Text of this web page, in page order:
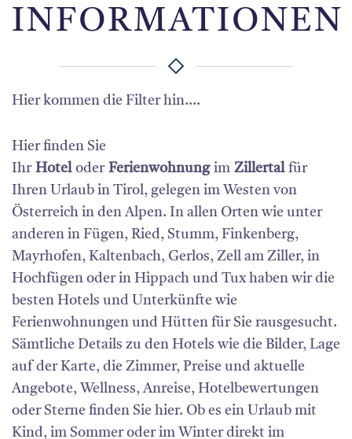
INFORMATIONEN
Hier kommen die Filter hin....
Hier finden Sie
Ihr Hoteloder Ferienwohnungim Zillertalfür
Ihren Urlaub in Tirol, gelegen im Westen von
Österreich in den Alpen. In allen Orten wie unter
anderen in Fügen, Ried, Stumm, Finkenberg,
Mayrhofen, Kaltenbach, Gerlos, Zell am Ziller, in
Hochfügen oder in Hippach und Tux haben wir die
besten Hotels und Unterkünfte wie
Ferienwohnungen und Hütten für Sie rausgesucht.
Sämtliche Details zu den Hotels wie die Bilder, Lage
auf der Karte, die Zimmer, Preise und aktuelle
Angebote, Wellness, Anreise, Hotelbewertungen
oder Sterne finden Sie hier. Ob es ein Urlaub mit
Kind, im Sommer oder im Winter direkt im